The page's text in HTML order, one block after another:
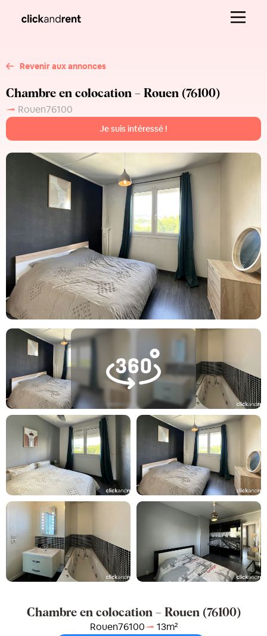
Revenir aux annonces
Chambre en colocation – Rouen (76100)
Rouen76100
Je suis intéressé !
Chambre en colocation – Rouen (76100)
Rouen76100 13m²